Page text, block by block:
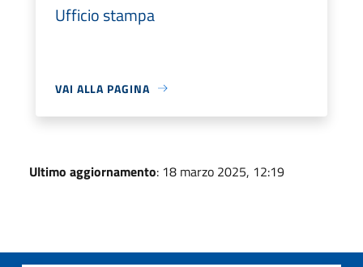
Ufficio stampa
VAI ALLA PAGINA
Ultimo aggiornamento: 18 marzo 2025, 12:19